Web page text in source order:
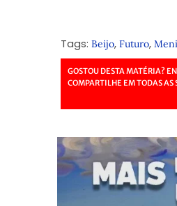
Tags: Beijo, Futuro,
GOSTOU DESTA MATÉRIA?
COMPARTILHE EM TODAS AS